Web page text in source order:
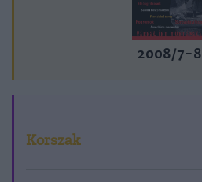
2008/7-
Korszak